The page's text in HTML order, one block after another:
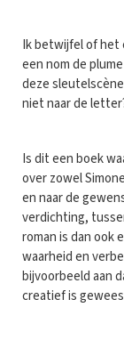
Ik betwijfel of het
een nom de
deze
niet naar de
Is dit een boek
over zowel
en naar de
verdichting,
roman is dan ook
waarheid en
bijvoorbeeld aan
creatief is